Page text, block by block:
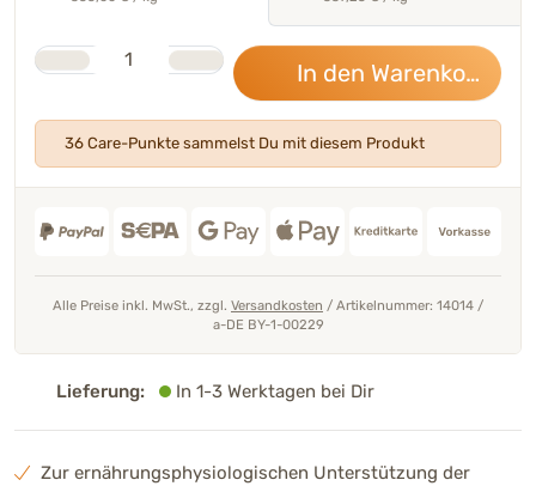
Zur ernährungsphysiologischen Unterstützung der
Anzahl
In den Warenkorb
36 Care-Punkte sammelst Du mit diesem Produkt
Alle Preise inkl. MwSt., zzgl. Versandkosten / Artikelnummer: 14014 /
a-DE BY-1-00229
Lieferung: In 1-3 Werktagen bei Dir